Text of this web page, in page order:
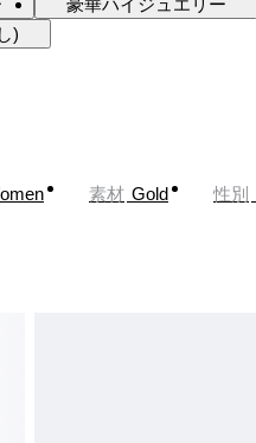
し)
素材 Gold 性別